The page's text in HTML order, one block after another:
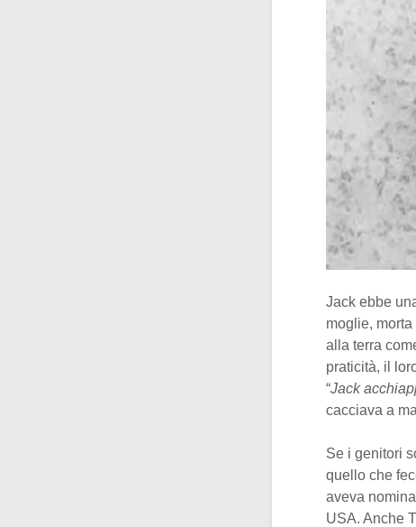
Jack ebbe
moglie,
alla terra
praticità, il
“Jack
cacciava a
Se i genitori
quello che
aveva
USA. Anche